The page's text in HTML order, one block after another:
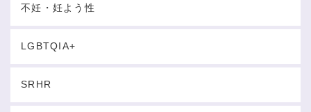
不妊・妊よう性
LGBTQIA+
SRHR